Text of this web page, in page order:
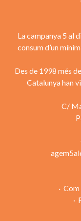
La campanya 5 al
consum d’un
Des de 1998 més
Catalunya han
C/